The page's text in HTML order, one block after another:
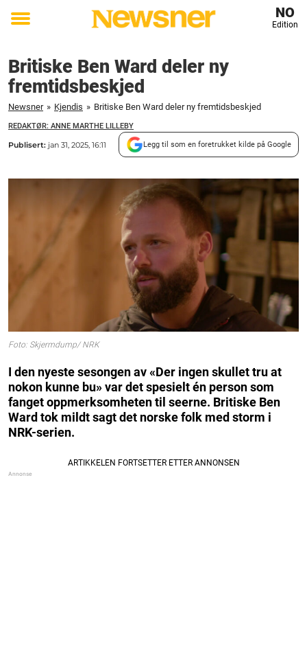
Toggle
NO
Edition
Britiske Ben Ward deler ny
fremtidsbeskjed
Newsner » Kjendis » Britiske Ben Ward deler ny fremtidsbeskjed
REDAKTØR: ANNE MARTHE LILLEBY
Publisert: jan 31, 2025, 16:11 Legg til som en foretrukket kilde på Google
Foto: Skjermdump/ NRK
I den nyeste sesongen av «Der ingen skullet tru at
nokon kunne bu» var det spesielt én person som
fanget oppmerksomheten til seerne. Britiske Ben
Ward tok mildt sagt det norske folk med storm i
NRK-serien.